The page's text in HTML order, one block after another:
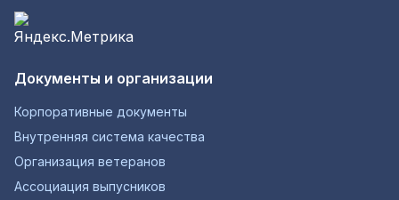
Документы и организации
Корпоративные документы
Внутренняя система качества
Организация ветеранов
Ассоциация выпусников